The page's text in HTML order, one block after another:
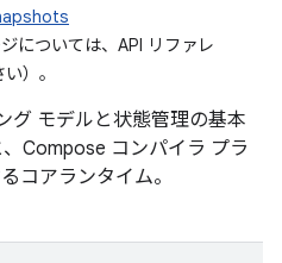
については、API リファレ
い）。
グ モデルと状態管理の基本
Compose コンパイラ プラ
コアランタイム。